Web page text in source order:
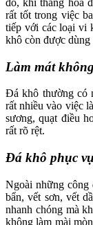
đó, khi thăng hoa
rất tốt trong việc
tiếp với các loại vi
khô còn được dùng
Làm mát
Đá khô thường có
rất nhiều vào việc
sương, quạt điều
rất rõ rệt.
Đá khô phục
Ngoài những công
bẩn, vết sơn, vết
nhanh chóng mà
không làm mài